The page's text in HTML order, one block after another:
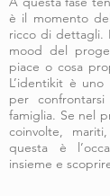
è il momento
ricco di dettagli.
mood del
piace o cosa
L’identikit è
per
famiglia. Se nel
coinvolte,
questa è
insieme e